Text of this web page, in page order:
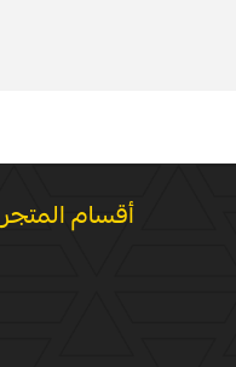
أقسام المتجر